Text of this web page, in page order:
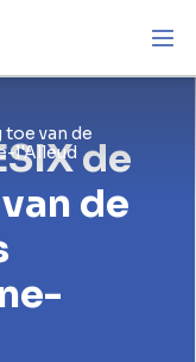
van de
l'Alleud de
de